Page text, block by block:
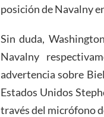
posición de Navalny
Sin duda,
Navalny
advertencia sobre
Estados Unidos
través del micrófono